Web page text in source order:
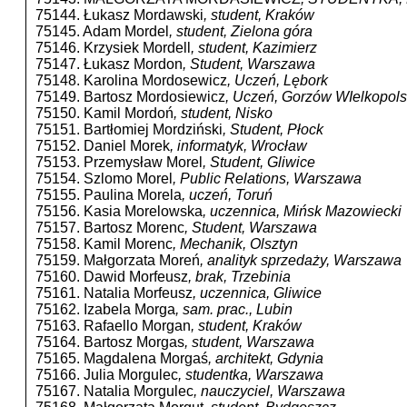
75144. Łukasz Mordawski, student, Kraków
75145. Adam Mordel , student, Zielona góra
75146. Krzysiek Mordell , student, Kazimierz
75147. Łukasz Mordon, Student, Warszawa
75148. Karolina Mordosewicz, Uczeń, Lębork
75149. Bartosz Mordosiewicz, Uczeń, Gorzów
75150. Kamil Mordoń, student, Nisko
75151. Bartłomiej Mordziński, Student, Płock
75152. Daniel Morek, informatyk, Wrocław
75153. Przemysław Morel , Student, Gliwice
75154. Szlomo Morel , Public Relations, Warszawa
75155. Paulina Morela, uczeń, Toruń
75156. Kasia Morelowska, uczennica, Mińsk Mazowiecki
75157. Bartosz Morenc, Student, Warszawa
75158. Kamil Morenc, Mechanik, Olsztyn
75159. Małgorzata Moreń, analityk sprzedaży, Warszawa
75160. Dawid Morfeusz, brak, Trzebinia
75161. Natalia Morfeusz, uczennica, Gliwice
75162. Izabela Morga, sam. prac., Lubin
75163. Rafaello Morgan, student, Kraków
75164. Bartosz Morgas, student, Warszawa
75165. Magdalena Morgaś, architekt, Gdynia
75166. Julia Morgulec, studentka, Warszawa
75167. Natalia Morgulec, nauczyciel, Warszawa